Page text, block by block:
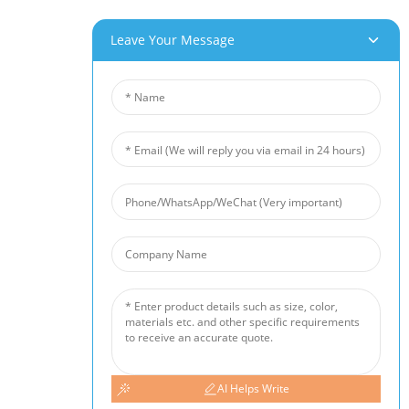
Projekt- És Alkalmazási Lehetőségek
Termékeink
Rozsdamentes Acél Szálas Szőnyeg
Fém Szinterezett Drótháló
Leave Your Message
AI Helps Write